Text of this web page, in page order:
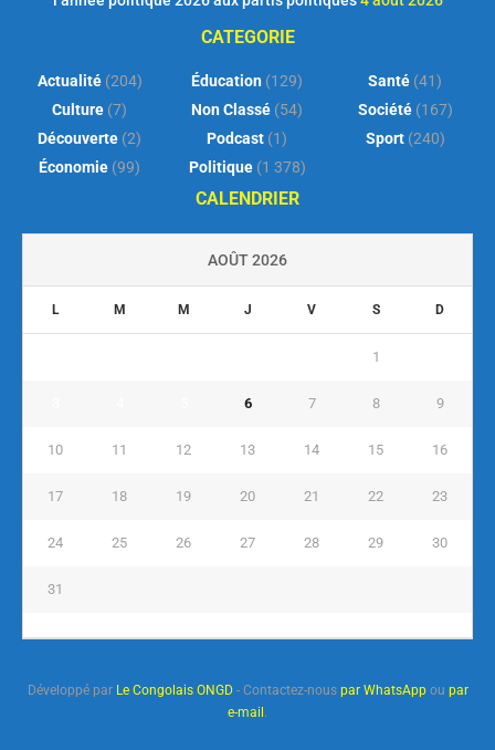
CATEGORIE
Actualité(204)
Culture (7)
Découverte (2)
Économie (99)
Éducation (129)
Non Classé (54)
Podcast (1)
Politique(1 378)
Santé (41)
Société(167)
Sport(240)
CALENDRIER
AOÛT 2026
L M M J V S D
1
6 7 8 9
10 11 12 13 14 15 16
17 18 19 20 21 22 23
24 25 26 27 28 29 30
31
Développé par Le Congolais ONGD- Contactez-nous par WhatsAppou par
e-mail .